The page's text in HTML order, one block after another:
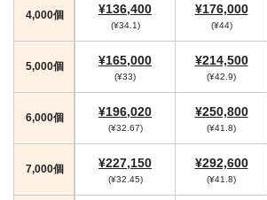
4,000個 ¥136,400
(¥34.1)
¥176,000
(¥44)
5,000個 ¥165,000
(¥33)
¥214,500
(¥42.9)
6,000個 ¥196,020
(¥32.67)
¥250,800
(¥41.8)
7,000個 ¥227,150
(¥32.45)
¥292,600
(¥41.8)